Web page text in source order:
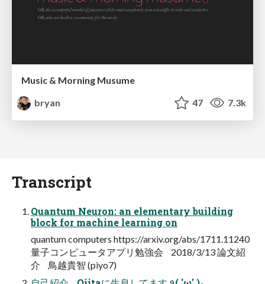
Music & Morning Musume
bryan
47 7.3k
Transcript
Quantum Neuron: an elementary building
block for machine learning on
quantum computers https://arxiv.org/abs/1711.11240
量子コンピュータアプリ勉強会 2018/3/13 論文紹
介 鳥越貴智 (piyo7)